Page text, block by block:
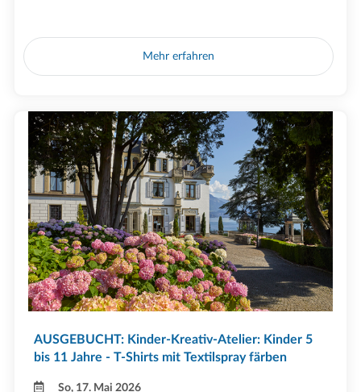
Mehr erfahren
AUSGEBUCHT: Kinder-Kreativ-Atelier: Kinder 5
bis 11 Jahre - T-Shirts mit Textilspray färben
So, 17. Mai 2026